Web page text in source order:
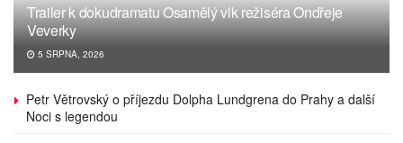
Trailer k dokudramatu Osamělý vlk režiséra Ondřeje
Veverky
5 SRPNA, 2026
Petr Větrovský o příjezdu Dolpha Lundgrena do Prahy a další
Noci s legendou